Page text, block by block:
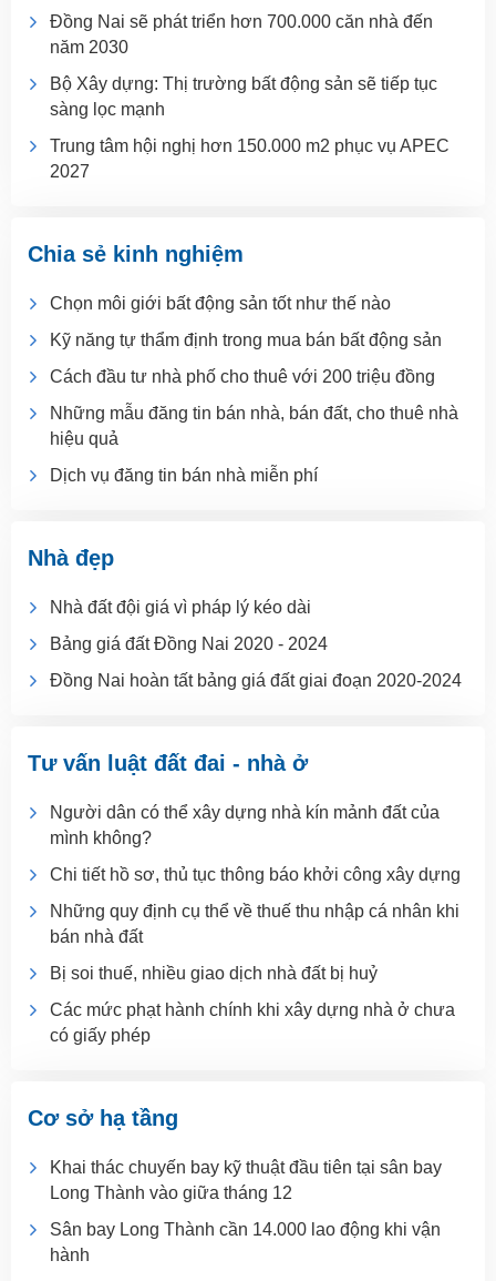
Đồng Nai sẽ phát triển hơn 700.000 căn nhà đến
năm 2030
Bộ Xây dựng: Thị trường bất động sản sẽ tiếp tục
sàng lọc mạnh
Trung tâm hội nghị hơn 150.000 m2 phục vụ APEC
2027
Chia sẻ kinh nghiệm
Chọn môi giới bất động sản tốt như thế nào
Kỹ năng tự thẩm định trong mua bán bất động sản
Cách đầu tư nhà phố cho thuê với 200 triệu đồng
Những mẫu đăng tin bán nhà, bán đất, cho thuê nhà
hiệu quả
Dịch vụ đăng tin bán nhà miễn phí
Nhà đẹp
Nhà đất đội giá vì pháp lý kéo dài
Bảng giá đất Đồng Nai 2020 - 2024
Đồng Nai hoàn tất bảng giá đất giai đoạn 2020-2024
Tư vấn luật đất đai - nhà ở
Người dân có thể xây dựng nhà kín mảnh đất của
mình không?
Chi tiết hồ sơ, thủ tục thông báo khởi công xây dựng
Những quy định cụ thể về thuế thu nhập cá nhân khi
bán nhà đất
Bị soi thuế, nhiều giao dịch nhà đất bị huỷ
Các mức phạt hành chính khi xây dựng nhà ở chưa
có giấy phép
Cơ sở hạ tầng
Khai thác chuyến bay kỹ thuật đầu tiên tại sân bay
Long Thành vào giữa tháng 12
Sân bay Long Thành cần 14.000 lao động khi vận
hành